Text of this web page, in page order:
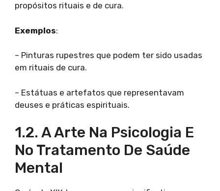
propósitos rituais e de cura.
Exemplos:
– Pinturas rupestres que podem ter sido usadas
em rituais de cura.
– Estátuas e artefatos que representavam
deuses e práticas espirituais.
1.2. A Arte Na Psicologia E
No Tratamento De Saúde
Mental